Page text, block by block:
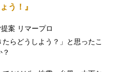
う！』
たらどうしよう？」と思ったこ
？